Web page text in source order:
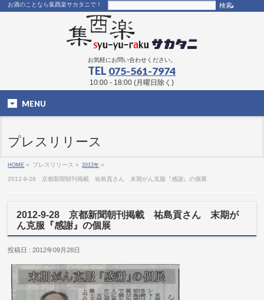
お酒のことなら集酉楽サカタニで！
お気軽にお問い合わせください。
TEL 075-561-7974
10:00 - 18:00 (月曜日除く)
MENU
プレスリリース
HOME » プレスリリース » 2012年 »
2012-9-28 京都新聞朝刊掲載 祐島貢さん 末期がん克服『感謝』の個展
2012-9-28 京都新聞朝刊掲載 祐島貢さん 末期が
ん克服『感謝』の個展
投稿日 : 2012年09月28日